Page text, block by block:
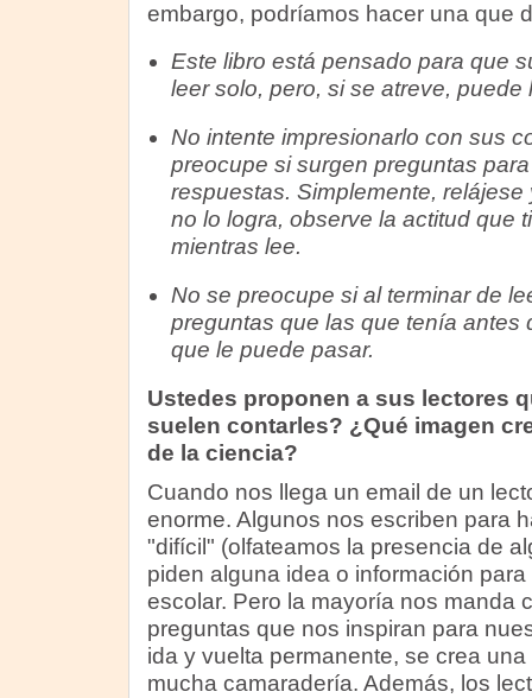
embargo, podríamos hacer una que
Este libro está pensado para que
leer solo, pero, si se atreve, puede
No intente impresionarlo con sus
preocupe si surgen preguntas
respuestas. Simplemente,
no lo logra, observe la actitud que
mientras lee.
No se preocupe si al terminar de
preguntas que las que tenía antes
que le puede pasar.
Ustedes proponen a sus lectores
suelen contarles? ¿Qué imagen
de la ciencia?
Cuando nos llega un email de un
enorme. Algunos nos escriben para
"difícil" (olfateamos la presencia de
piden alguna idea o información
escolar. Pero la mayoría nos manda
preguntas que nos inspiran para
ida y vuelta permanente, se crea
mucha camaradería. Además, los